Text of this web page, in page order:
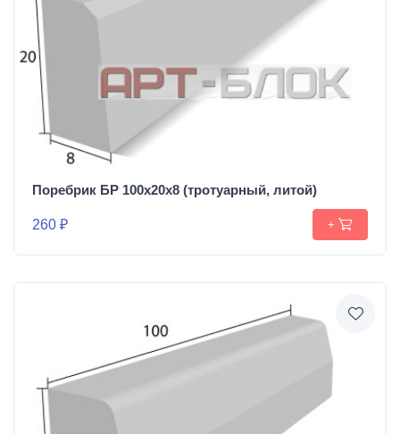
Поребрик БР 100х20х8 (тротуарный, литой)
260 ₽ +